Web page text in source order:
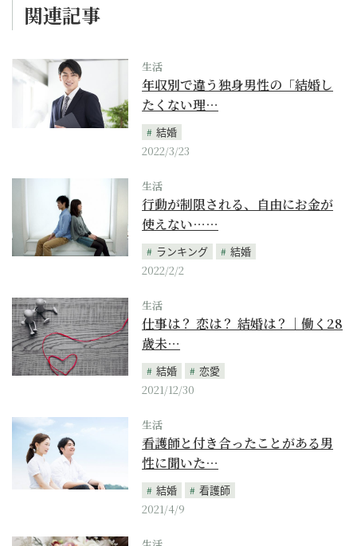
関連記事
生活
年収別で違う独身男性の「結婚し
たくない理…
結婚
2022/3/23
生活
行動が制限される、自由にお金が
使えない……
ランキング
結婚
2022/2/2
生活
仕事は？ 恋は？ 結婚は？｜働く28
歳未…
結婚
恋愛
2021/12/30
生活
看護師と付き合ったことがある男
性に聞いた…
結婚
看護師
2021/4/9